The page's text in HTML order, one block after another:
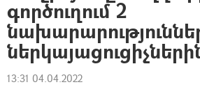
գործուղում 2
13:31 04.04.2022